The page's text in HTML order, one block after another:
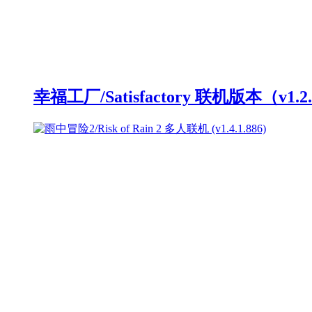
幸福工厂/Satisfactory 联机版本（